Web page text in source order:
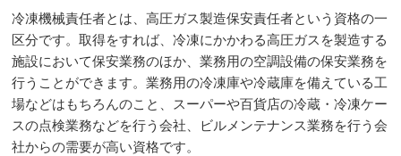
冷凍機械責任者とは、高圧ガス製造保安責任者という資格の一
区分です。取得をすれば、冷凍にかかわる高圧ガスを製造する
施設において保安業務のほか、業務用の空調設備の保安業務を
行うことができます。業務用の冷凍庫や冷蔵庫を備えている工
場などはもちろんのこと、スーパーや百貨店の冷蔵・冷凍ケー
スの点検業務などを行う会社、ビルメンテナンス業務を行う会
社からの需要が高い資格です。